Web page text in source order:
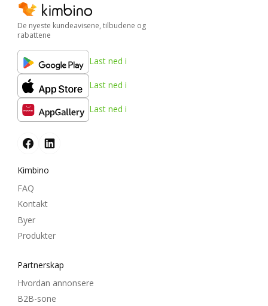
De nyeste kundeavisene, tilbudene og
rabattene
Last ned i
Last ned i
Last ned i
Kimbino
FAQ
Kontakt
Byer
Produkter
Partnerskap
Hvordan annonsere
B2B-sone